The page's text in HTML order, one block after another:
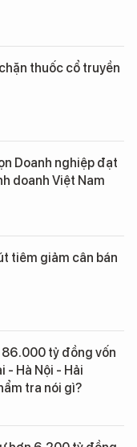
thuốc cổ truyền
Doanh nghiệp đạt
doanh Việt Nam
tiêm giảm cân bán
tỷ đồng vốn
- Hà Nội - Hải
tra nói gì?